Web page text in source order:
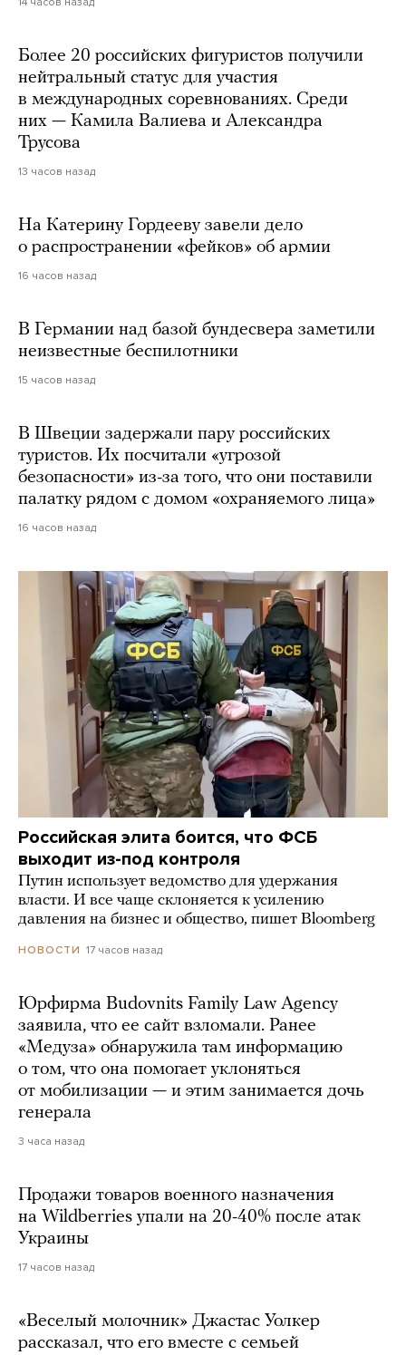
Более 20 российских фигуристов получили
нейтральный статус для участия
в международных соревнованиях. Среди
них — Камила Валиева и Александра
Трусова
13 часов назад
На Катерину Гордееву завели дело
о распространении «фейков» об армии
16 часов назад
В Германии над базой бундесвера заметили
неизвестные беспилотники
15 часов назад
В Швеции задержали пару российских
туристов. Их посчитали «угрозой
безопасности» из-за того, что они поставили
палатку рядом с домом «охраняемого лица»
16 часов назад
Российская элита боится, что ФСБ
выходит из-под контроля
Путин использует ведомство для удержания
власти. И все чаще склоняется к усилению
давления на бизнес и общество, пишет Bloomberg
НОВОСТИ 17 часов назад
Юрфирма Budovnits Family Law Agency
заявила, что ее сайт взломали. Ранее
«Медуза» обнаружила там информацию
о том, что она помогает уклоняться
от мобилизации — и этим занимается дочь
генерала
3 часа назад
Продажи товаров военного назначения
на Wildberries упали на 20-40% после атак
Украины
17 часов назад
«Веселый молочник» Джастас Уолкер
рассказал, что его вместе с семьей